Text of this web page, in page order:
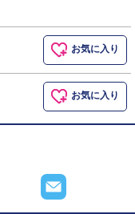
お気に入り
お気に入り